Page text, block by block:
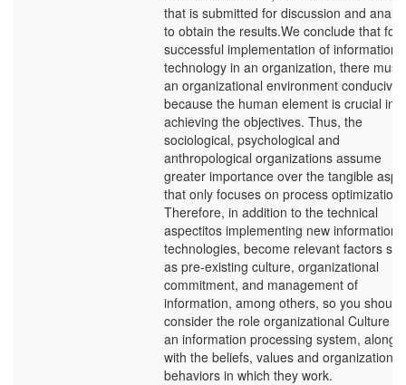
that is submitted for discussion and
to obtain the results.We conclude that for
successful implementation of information
technology in an organization, there must
an organizational environment conducive
because the human element is crucial in
achieving the objectives. Thus, the
sociological, psychological and
anthropological organizations assume
greater importance over the tangible
that only focuses on process optimization.
Therefore, in addition to the technical
aspectitos implementing new information
technologies, become relevant factors
as pre-existing culture, organizational
commitment, and management of
information, among others, so you should
consider the role organizational Culture as
an information processing system, along
with the beliefs, values and organizational
behaviors in which they work.